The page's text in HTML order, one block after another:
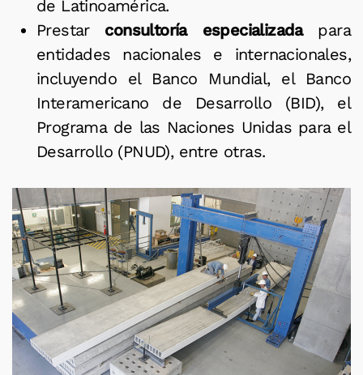
de Latinoamérica.
Prestar consultoría especializadapara
entidades nacionales e internacionales,
incluyendo el Banco Mundial, el Banco
Interamericano de Desarrollo (BID), el
Programa de las Naciones Unidas para el
Desarrollo (PNUD), entre otras.